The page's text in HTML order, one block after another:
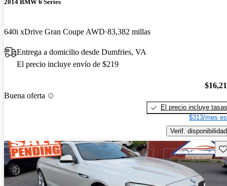
2014 BMW 6 Series
640i xDrive Gran Coupe AWD 83,382 millas
Entrega a domicilio desde Dumfries, VA
El precio incluye envío de $219
Buena oferta
El precio incluye tasas
$313/mes
Verif. disponibilidad